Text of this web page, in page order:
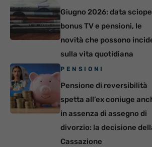
Giugno 2026: data
bonus TV e pensioni, le
novità che possono
sulla vita quotidiana
PENSIONI
Pensione di reversibilità
spetta all’ex coniuge
in assenza di assegno di
divorzio: la decisione
Cassazione